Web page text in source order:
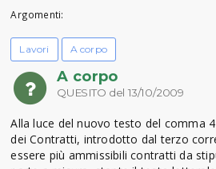
Argomenti:
Lavori A corpo
A corpo
QUESITO del 13/10/2009
Alla luce del nuovo testo del comma
dei Contratti, introdotto dal terzo
essere più ammissibili contratti da